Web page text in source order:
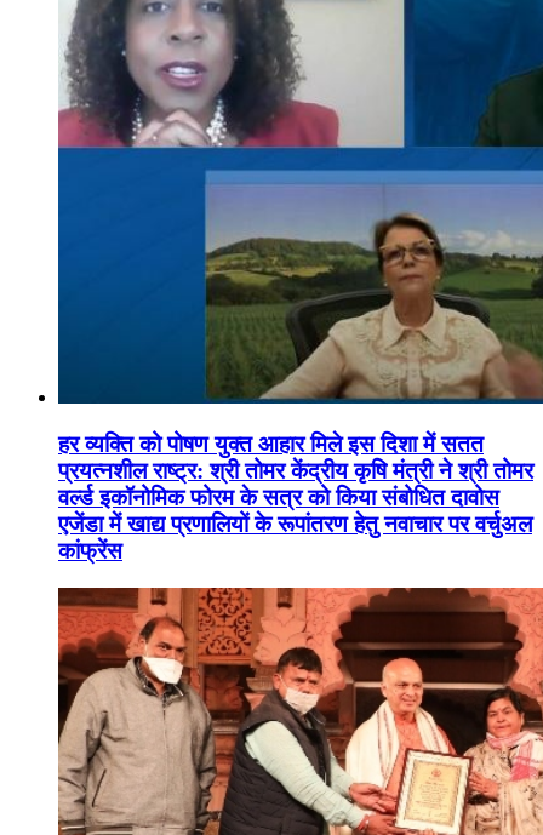
हर व्यक्ति को पोषण युक्त आहार मिले इस दिशा में सतत
प्रयत्नशील राष्ट्र: श्री तोमर केंद्रीय कृषि मंत्री ने श्री तोमर
वर्ल्ड इकॉनोमिक फोरम के सत्र को किया संबोधित दावोस
एजेंडा में खाद्य प्रणालियों के रूपांतरण हेतु नवाचार पर वर्चुअल
कांफ्रेंस